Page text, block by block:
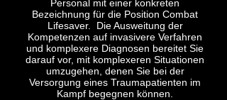
Personal mit einer konkreten
Bezeichnung für die Position Combat
Lifesaver.
Die Ausweitung der
Kompetenzen auf invasivere Verfahren
und komplexere Diagnosen bereitet Sie
darauf vor, mit komplexeren Situationen
umzugehen, denen Sie bei der
Versorgung eines Traumapatienten im
Kampf begegnen können.